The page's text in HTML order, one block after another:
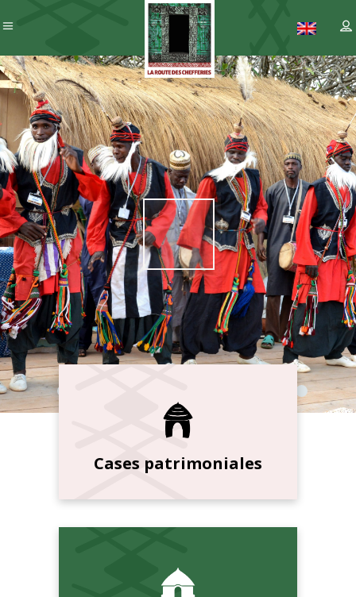
Cases patrimoniales